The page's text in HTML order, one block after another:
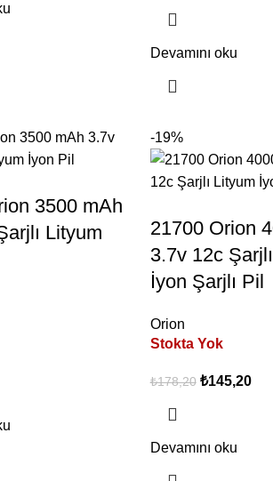
Devamını oku
3500 mAh
Lityum
-19%
21700 Orion
3.7v 12c
İyon Şarjlı Pil
Orion
Stokta Yok
₺178,20 ₺145,20
Devamını oku